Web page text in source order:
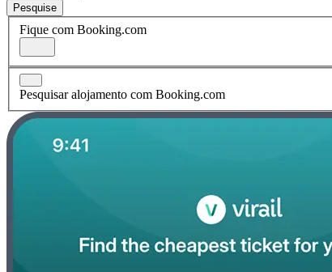
Pesquise
Fique com Booking.com
Pesquisar alojamento com Booking.com